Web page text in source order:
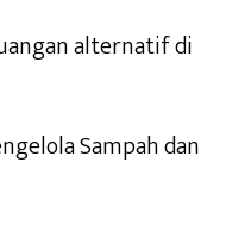
alternatif di
Sampah dan